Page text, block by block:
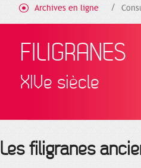
Archives en ligne
FILIGRANES
XIVe siècle
Les filigranes